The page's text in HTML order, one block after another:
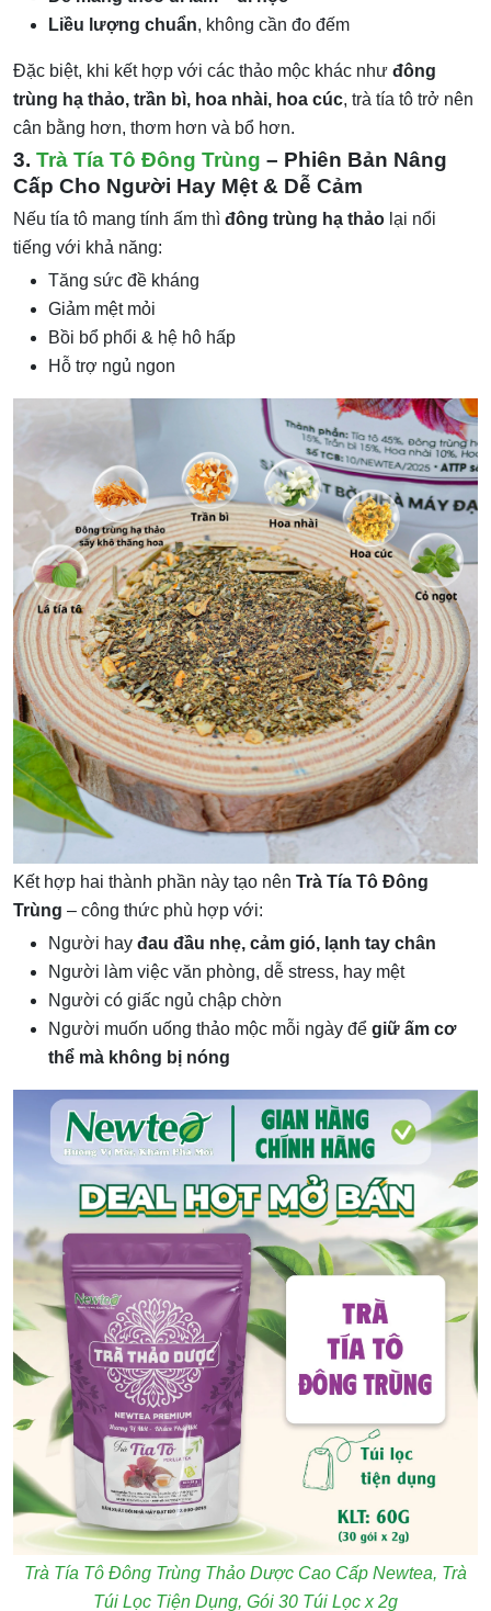
Liều lượng chuẩn, không cần đo đếm
Đặc biệt, khi kết hợp với các thảo mộc khác như đông
trùng hạ thảo, trần bì, hoa nhài, hoa cúc, trà tía tô trở nên
cân bằng hơn, thơm hơn và bổ hơn.
3. Trà Tía Tô Đông Trùng – Phiên Bản Nâng
Cấp Cho Người Hay Mệt & Dễ Cảm
Nếu tía tô mang tính ấm thì đông trùng hạ thảo lại nổi
tiếng với khả năng:
Tăng sức đề kháng
Giảm mệt mỏi
Bồi bổ phổi & hệ hô hấp
Hỗ trợ ngủ ngon
Kết hợp hai thành phần này tạo nên Trà Tía Tô Đông
Trùng – công thức phù hợp với:
Người hay đau đầu nhẹ, cảm gió, lạnh tay chân
Người làm việc văn phòng, dễ stress, hay mệt
Người có giấc ngủ chập chờn
Người muốn uống thảo mộc mỗi ngày để giữ ấm cơ
thể mà không bị nóng
Trà Tía Tô Đông Trùng Thảo Dược Cao Cấp Newtea, Trà
Túi Lọc Tiện Dụng, Gói 30 Túi Lọc x 2g